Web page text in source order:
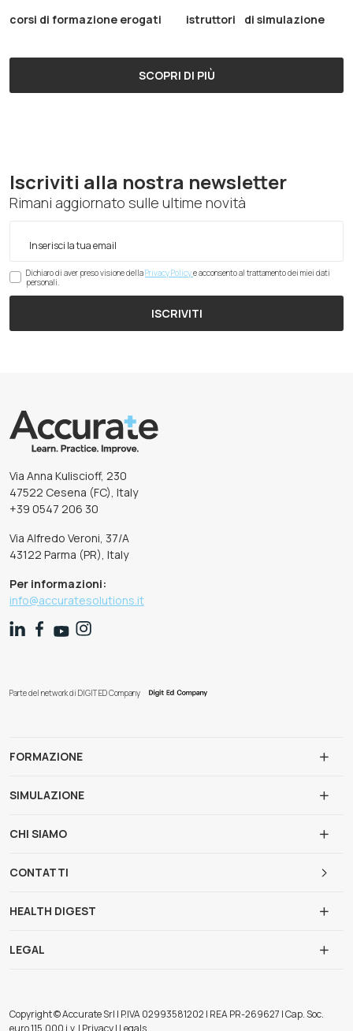
corsi di formazione erogati istruttori di simulazione
SCOPRI DI PIÙ
Iscriviti alla nostra newsletter
Rimani aggiornato sulle ultime novità
Dichiaro di aver preso visione dellaPrivacy Policye acconsento al trattamento dei miei dati
personali.
ISCRIVITI
Via Anna Kuliscioff, 230
47522 Cesena (FC), Italy
+39 0547 206 30
Via Alfredo Veroni, 37/A
43122 Parma (PR), Italy
Per informazioni:
info@accuratesolutions.it
Parte del network di DIGIT ED Company
FORMAZIONE
SIMULAZIONE
CHI SIAMO
CONTATTI
HEALTH DIGEST
LEGAL
Copyright © Accurate Srl | P.IVA 02993581202 | REA PR-269627 | Cap. Soc.
euro 115.000 i.v. | Privacy | Legals